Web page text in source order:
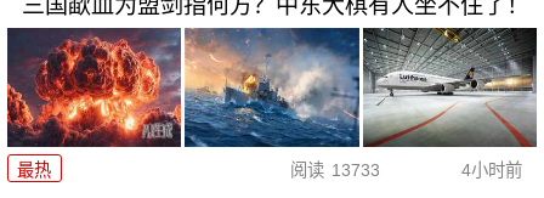
三国歃血为盟剑指何方？中东大棋有人坐不住了！
最热 阅读 13733 4小时前